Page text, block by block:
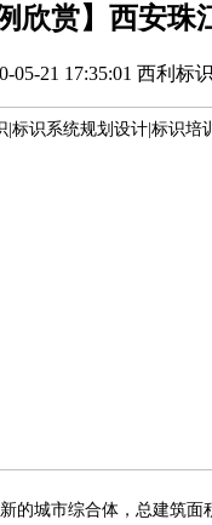
欣赏】西安珠
05-21 17:35:01 西利标识
的城市综合体，总建筑面